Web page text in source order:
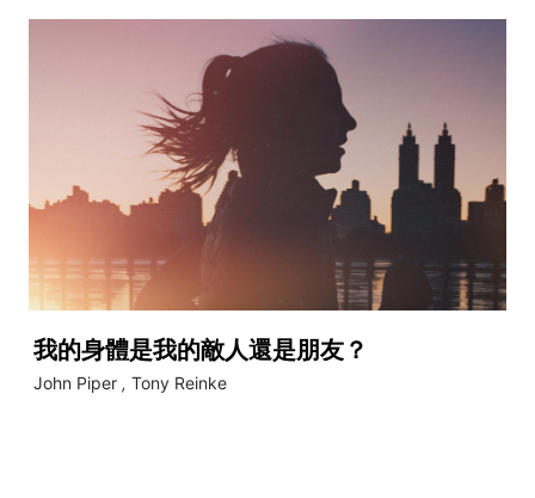
我的身體是我的敵人還是朋友？
John Piper , Tony Reinke